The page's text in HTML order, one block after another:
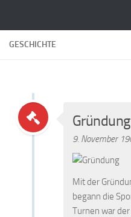
GESCHICHTE
Gründung
9. November
Mit der
begann die
Turnen war